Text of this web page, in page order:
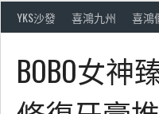
YKS沙發 喜鴻九州 喜鴻
BOBO女